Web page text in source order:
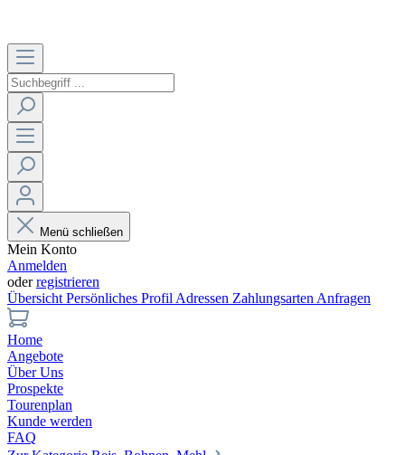
Menü schließen
Mein Konto
Anmelden
oderregistrieren
Übersicht Persönliches Profil Adressen Zahlungsarten Anfragen
Home
Angebote
Über Uns
Prospekte
Tourenplan
Kunde werden
FAQ